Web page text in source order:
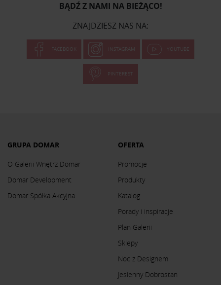
BĄDŹ Z NAMI NA BIEŻĄCO!
ZNAJDZIESZ NAS NA:
FACEBOOK INSTAGRAM YOUTUBE
PINTEREST
GRUPA DOMAR
O Galerii Wnętrz Domar
Domar Development
Domar Spółka Akcyjna
OFERTA
Promocje
Produkty
Katalog
Porady i inspiracje
Plan Galerii
Sklepy
Noc z Designem
Jesienny Dobrostan